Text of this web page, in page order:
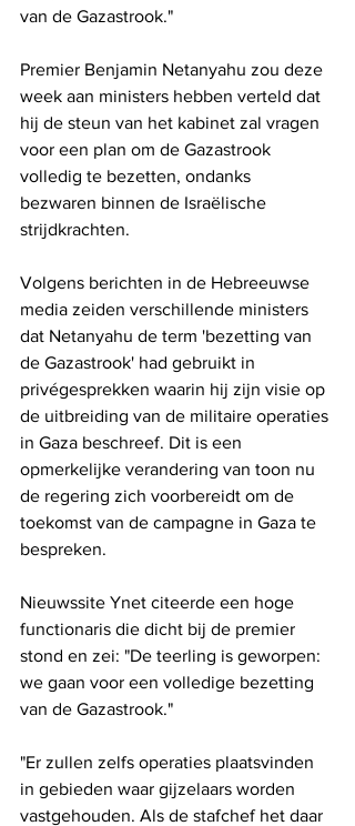
van de Gazastrook."
Premier Benjamin Netanyahu zou deze
week aan ministers hebben verteld dat
hij de steun van het kabinet zal vragen
voor een plan om de Gazastrook
volledig te bezetten, ondanks
bezwaren binnen de Israëlische
strijdkrachten.
Volgens berichten in de Hebreeuwse
media zeiden verschillende ministers
dat Netanyahu de term 'bezetting van
de Gazastrook' had gebruikt in
privégesprekken waarin hij zijn visie op
de uitbreiding van de militaire operaties
in Gaza beschreef. Dit is een
opmerkelijke verandering van toon nu
de regering zich voorbereidt om de
toekomst van de campagne in Gaza te
bespreken.
Nieuwssite Ynet citeerde een hoge
functionaris die dicht bij de premier
stond en zei: "De teerling is geworpen:
we gaan voor een volledige bezetting
van de Gazastrook."
"Er zullen zelfs operaties plaatsvinden
in gebieden waar gijzelaars worden
vastgehouden. Als de stafchef het daar